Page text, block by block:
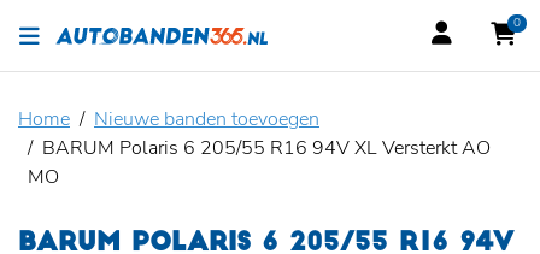
0
Home
Nieuwe banden toevoegen
BARUM Polaris 6 205/55 R16 94V XL Versterkt AO
MO
BARUM POLARIS 6 205/55 R16 94V